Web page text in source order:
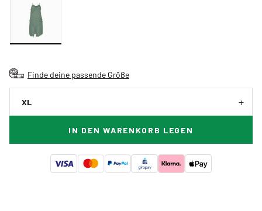
Finde deine passende Größe
XL
IN DEN WARENKORB LEGEN